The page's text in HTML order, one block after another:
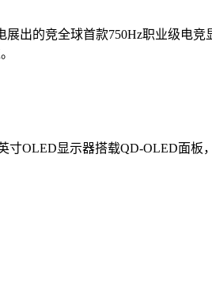
出的竞全球首款750Hz职业级电竞
寸OLED显示器搭载QD-OLED面板